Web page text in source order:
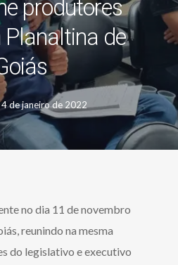
produtores
Planaltina de
4 de janeiro de 2022
no dia 11 de novembro
reunindo na mesma
do legislativo e executivo